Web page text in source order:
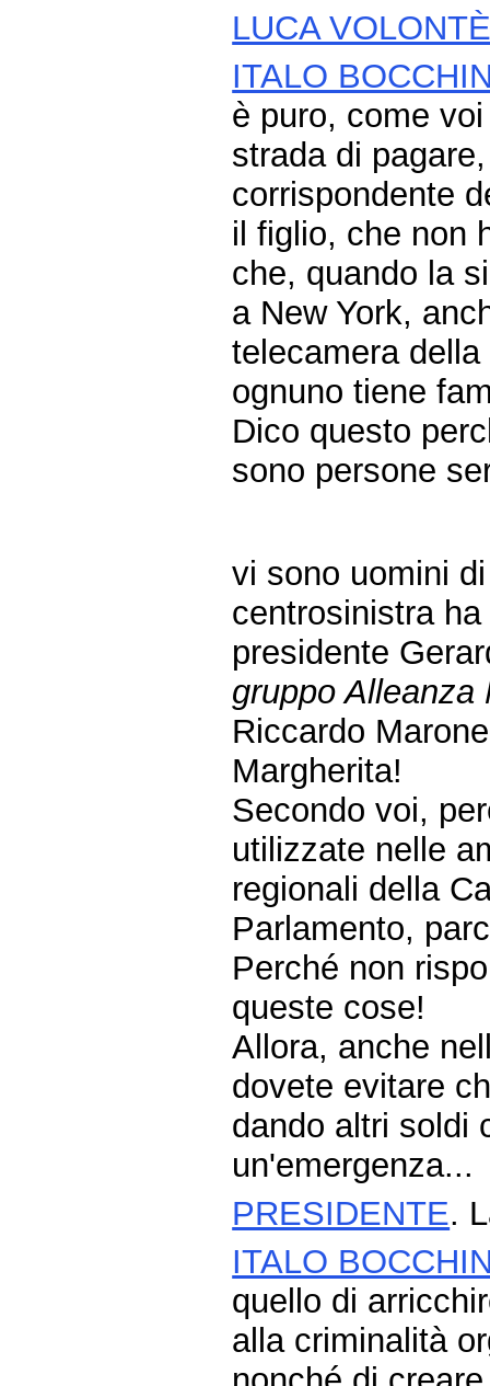
LUCA
ITALO
è puro, come
strada di
corrispondente
il figlio, che non
che, quando la
a New York,
telecamera
ognuno tiene
Dico questo
sono persone
vi sono uomini
centrosinistra
presidente
gruppo Alleanza
Riccardo
Margherita!
Secondo voi,
utilizzate nelle
regionali della
Parlamento,
Perché non
queste cose!
Allora, anche
dovete evitare
dando altri soldi
un'emergenza...
PRESIDENTE.
ITALO
quello di
alla criminalità